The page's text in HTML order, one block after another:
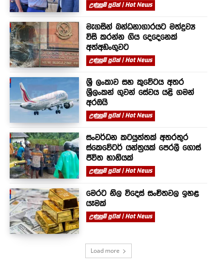
උණුසුම් පුවත් | Hot News
මැගසින් බන්ධනාගාරයට මත්ද්‍රව්‍ය
විසි කරන්න ගිය දෙදෙනෙක්
අත්අඩංගුවට
උණුසුම් පුවත් | Hot News
ශ්‍රී ලංකාව සහ කුවේටය අතර
ශ්‍රීලංකන් ගුවන් සේවය යළි ගමන්
අරඹයි
උණුසුම් පුවත් | Hot News
සංවර්ධන කටයුත්තක් අතරතුර
ස්කෙවේටර් යන්ත්‍රයක් පෙරලී ගොස්
ජීවිත හානියක්
උණුසුම් පුවත් | Hot News
මෙරට නිල විදෙස් සංචිතවල ඉහළ
යෑමක්
උණුසුම් පුවත් | Hot News
Load more